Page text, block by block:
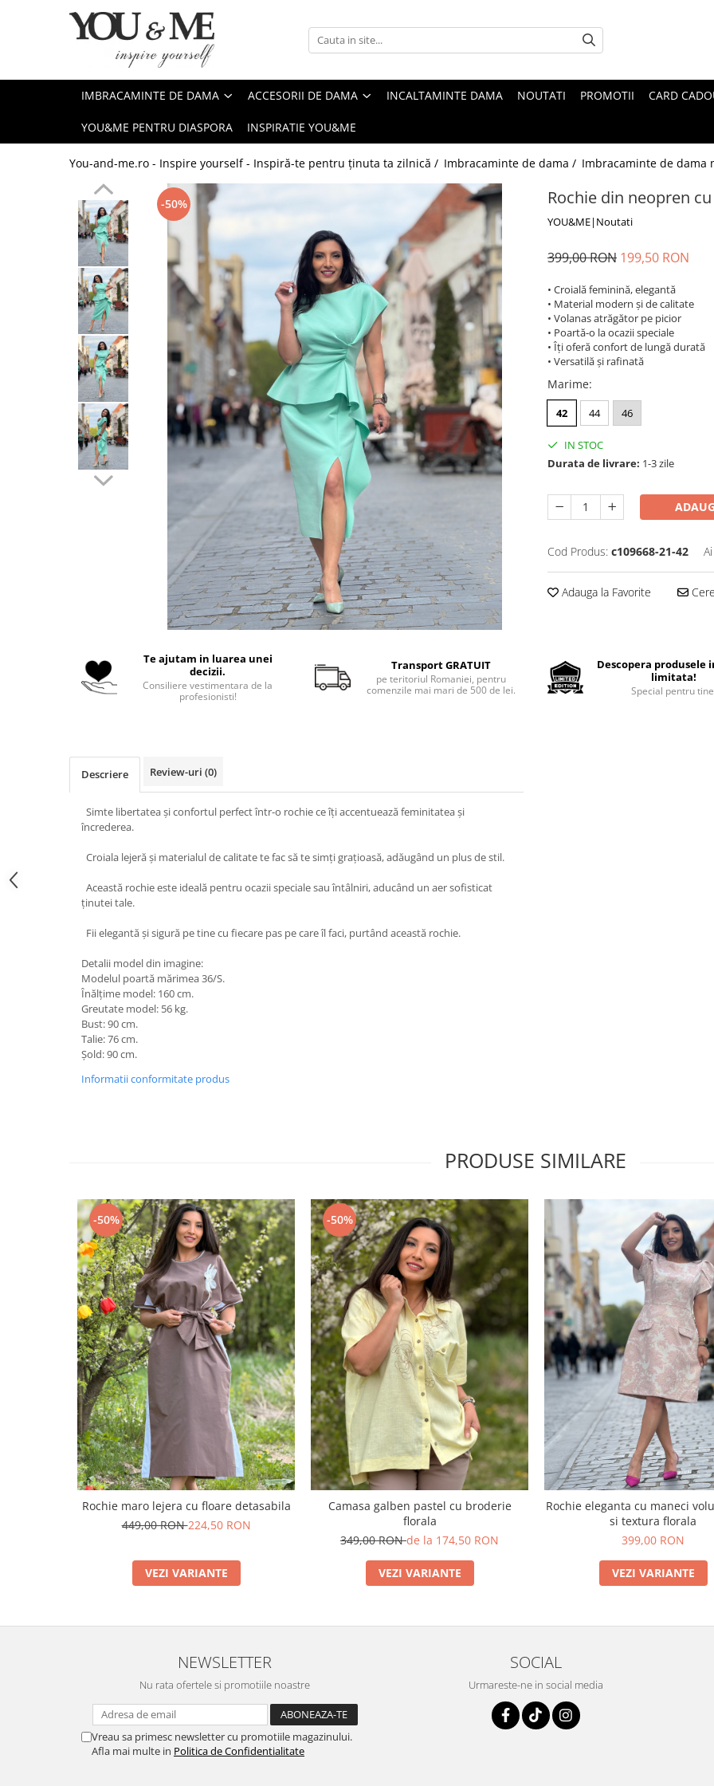
Imbracaminte de dama
Geci si jachete
Rochii de zi
Rochii de eveniment
Compleuri si costume
Tricouri si topuri
Costume de baie
Accesorii de dama
Coliere si brose
IMBRACAMINTE DE DAMA ACCESORII DE DAMA INCALTAMINTE DAMA NOUTATI PROMOTII CARD
YOU&ME PENTRU DIASPORA INSPIRATIE YOU&ME
You-and-me.ro - Inspire yourself - Inspiră-te pentru ținuta ta zilnică / Imbracaminte de dama / Imbracaminte de dama
Rochie din neopren
YOU&ME|Noutati
-50%
399,00 RON 199,50 RON
• Croială feminină, elegantă
• Material modern și de calitate
• Volanas atrăgător pe picior
• Poartă-o la ocazii speciale
• Îți oferă confort de lungă durată
• Versatilă și rafinată
Marime:
42 44 46
IN STOC
Durata de livrare: 1-3 zile
Cod Produs: c109668-21-42
Adauga la Favorite
Te ajutam in luarea unei
decizii.
Consiliere vestimentara de la
profesionisti!
Transport GRATUIT
pe teritoriul Romaniei, pentru
comenzile mai mari de 500 de lei.
Descopera produsele
limitata!
Special pentru
Descriere Review-uri (0)
Simte libertatea și confortul perfect într-o rochie ce îți accentuează feminitatea și
încrederea.
Croiala lejeră și materialul de calitate te fac să te simți grațioasă, adăugând un plus de stil.
Această rochie este ideală pentru ocazii speciale sau întâlniri, aducând un aer sofisticat
ținutei tale.
Fii elegantă și sigură pe tine cu fiecare pas pe care îl faci, purtând această rochie.
Detalii model din imagine:
Modelul poartă mărimea 36/S.
Înălțime model: 160 cm.
Greutate model: 56 kg.
Bust: 90 cm.
Talie: 76 cm.
Șold: 90 cm.
Informatii conformitate produs
PRODUSE SIMILARE
-50%
Rochie maro lejera cu floare detasabila
449,00 RON224,50 RON
VEZI VARIANTE
-50%
Camasa galben pastel cu broderie
florala
349,00 RONde la 174,50 RON
VEZI VARIANTE
Rochie eleganta cu maneci
si textura florala
399,00 RON
VEZI VARIANTE
NEWSLETTER
Nu rata ofertele si promotiile noastre
Vreau sa primesc newsletter cu promotiile magazinului.
Afla mai multe in Politica de Confidentialitate
SOCIAL
Urmareste-ne in social media